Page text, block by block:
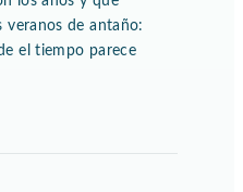
veranos de antaño:
el tiempo parece